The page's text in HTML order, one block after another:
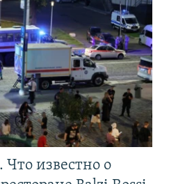
Что известно о